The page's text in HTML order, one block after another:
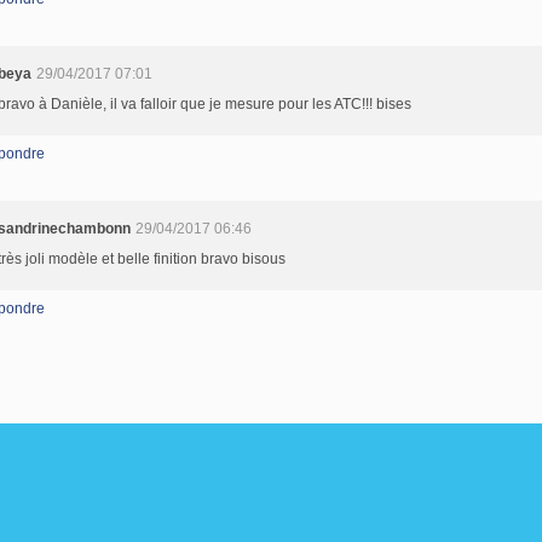
beya 29/04/2017 07:01
bravo à Danièle, il va falloir que je mesure pour les ATC!!! bises
29/04/2017 06:46
joli modèle et belle finition bravo bisous